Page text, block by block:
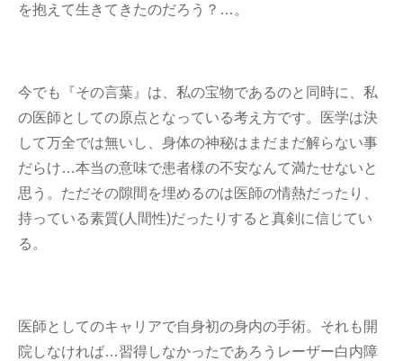
を抱えて生きてきたのだろう？…。
今でも『その言葉』は、私の宝物であるのと同時に、私
の医師としての原点となっている考え方です。医学は決
して万全では無いし、身体の神秘はまだまだ解らない事
だらけ…本当の意味で患者様の不安なんて満たせないと
思う。ただその隙間を埋めるのは医師の情熱だったり、
持っている素質(人間性)だったりすると真剣に信じてい
る。
医師としてのキャリアで自身初の身内の手術。それも開
院しなければ…習得しなかったであろうレーザー白内障